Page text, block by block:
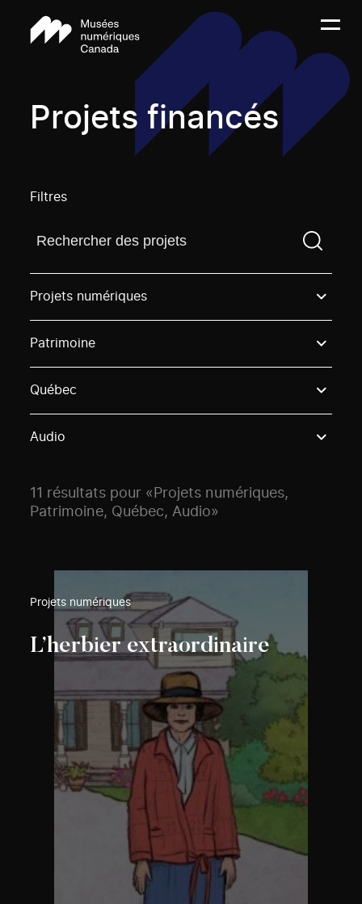
Projets financés
Filtres
Trouvez un projetVous devez saisir un terme de
Projets numériques
Patrimoine
Québec
Audio
11 résultats pour «Projets numériques,
Patrimoine, Québec, Audio»
Projets numériques
L’herbier extraordinaire